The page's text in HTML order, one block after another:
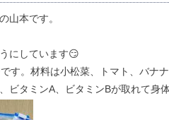
山本です。
にしています😏
す。材料は小松菜、トマト、バナ
ビタミンA、ビタミンBが取れて身